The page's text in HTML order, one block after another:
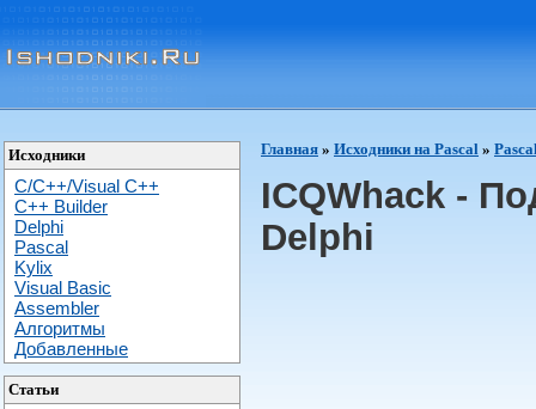
Исходники
C/C++/Visual C++
С++ Builder
Delphi
Pascal
Kylix
Visual Basic
Assembler
Алгоритмы
Добавленные
Статьи
Главная » Исходники на Pascal »
ICQWhack -
Delphi